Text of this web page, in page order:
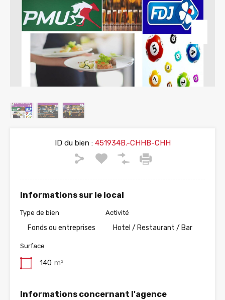
ID du bien :451934B.-CHHB-CHH
Informations sur le local
Type de bien
Fonds ou entreprises
Activité
Hotel / Restaurant / Bar
Surface
140 m²
Informations concernant l'agence